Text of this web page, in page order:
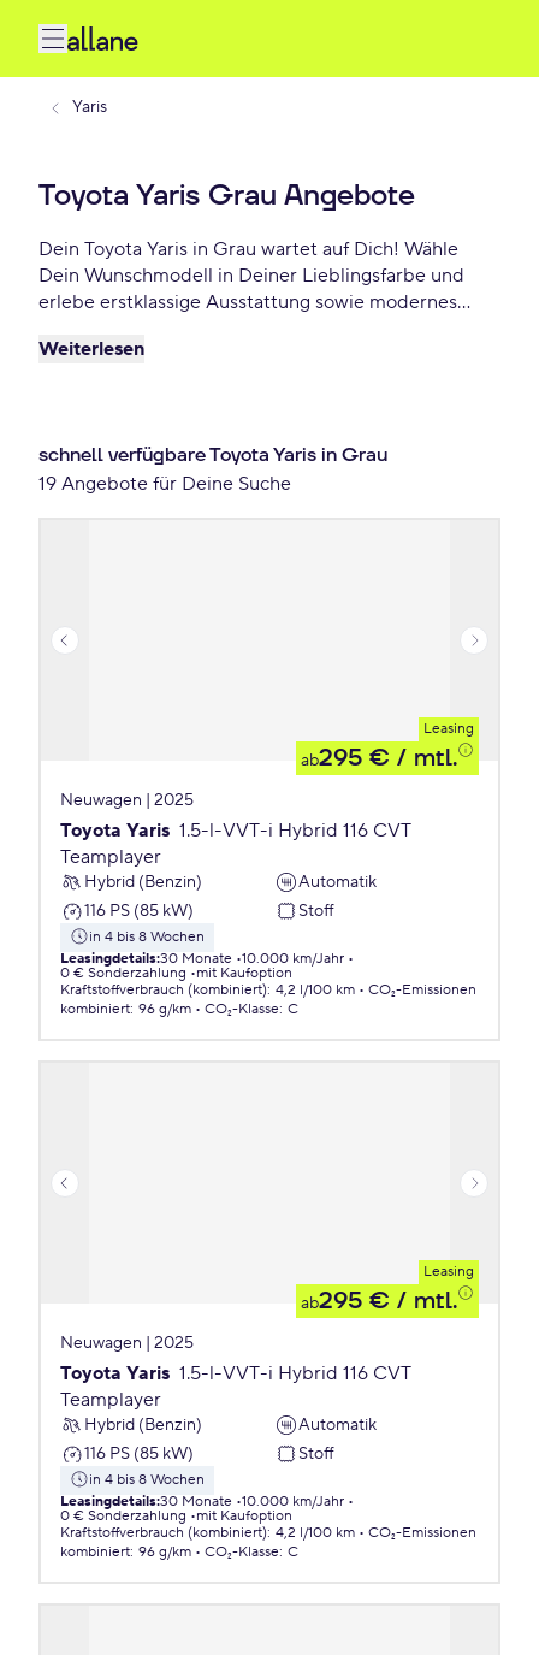
Yaris
Toyota Yaris Grau Angebote
Dein Toyota Yaris in Grau wartet auf Dich! Wähle
Dein Wunschmodell in Deiner Lieblingsfarbe und
erlebe erstklassige Ausstattung sowie modernes
Finanzierungsoptionen und fahre Dein Toyota Yaris
Weiterlesen
schnell verfügbare Toyota Yaris in Grau
19 Angebote für Deine Suche
Leasing
ab295 € / mtl.
Neuwagen | 2025
Toyota Yaris 1.5-l-VVT-i Hybrid 116 CVT
Teamplayer
Hybrid (Benzin)
Automatik
116 PS (85 kW)
Stoff
in 4 bis 8 Wochen
Leasingdetails:30 Monate 10.000 km/Jahr
0 € Sonderzahlung
mit Kaufoption
Kraftstoffverbrauch (kombiniert): 4,2 l/100 km
CO₂-Emissionen
kombiniert: 96 g/km CO₂-Klasse: C
Leasing
ab295 € / mtl.
Neuwagen | 2025
Toyota Yaris 1.5-l-VVT-i Hybrid 116 CVT
Teamplayer
Hybrid (Benzin)
Automatik
116 PS (85 kW)
Stoff
in 4 bis 8 Wochen
Leasingdetails:30 Monate 10.000 km/Jahr
0 € Sonderzahlung
mit Kaufoption
Kraftstoffverbrauch (kombiniert): 4,2 l/100 km
CO₂-Emissionen
kombiniert: 96 g/km CO₂-Klasse: C